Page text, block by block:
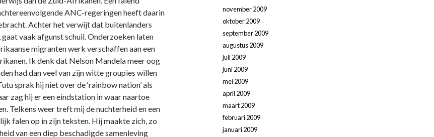
ANC-regeringen heeft daarin
Achter het verwijt dat buitenlanders
gaat vaak afgunst schuil. Onderzoeken laten
migranten werk verschaffen aan een
Ik denk dat Nelson Mandela meer oog
had dan veel van zijn witte groupies willen
sprak hij niet over de ‘rainbow nation’ als
zag hij er een eindstation in waar naartoe
Telkens weer treft mij de nuchterheid en een
falen op in zijn teksten. Hij maakte zich, zo
van een diep beschadigde samenleving
november 2009
oktober 2009
september 2009
augustus 2009
juli 2009
juni 2009
mei 2009
april 2009
maart 2009
februari 2009
januari 2009